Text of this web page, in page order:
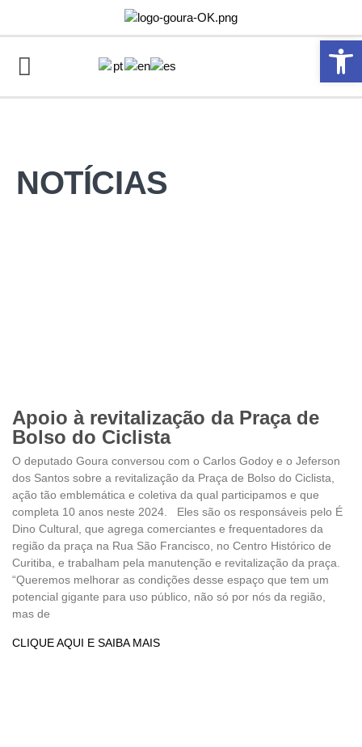
Abrir
NOTÍCIAS
Apoio à revitalização da Praça de
Bolso do Ciclista
O deputado Goura conversou com o Carlos Godoy e o Jeferson
dos Santos sobre a revitalização da Praça de Bolso do Ciclista,
ação tão emblemática e coletiva da qual participamos e que
completa 10 anos neste 2024. Eles são os responsáveis pelo É
Dino Cultural, que agrega comerciantes e frequentadores da
região da praça na Rua São Francisco, no Centro Histórico de
Curitiba, e trabalham pela manutenção e revitalização da praça.
“Queremos melhorar as condições desse espaço que tem um
potencial gigante para uso público, não só por nós da região,
mas de
CLIQUE AQUI E SAIBA MAIS